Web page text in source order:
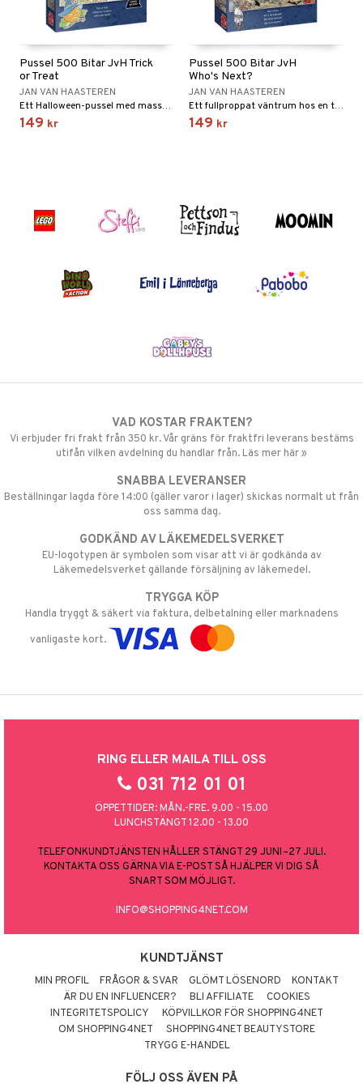
Pussel 500 Bitar JvH Trick
or Treat
JAN VAN HAASTEREN
Ett Halloween-pussel med massor som händer.
149 kr
Pussel 500 Bitar JvH
Who's Next?
JAN VAN HAASTEREN
Ett fullproppat väntrum hos en tveksam läkare.
149 kr
VAD KOSTAR FRAKTEN?
Vi erbjuder fri frakt från 350 kr. Vår gräns för fraktfri leverans bestäms
utifån vilken avdelning du handlar från. Läs mer här »
SNABBA LEVERANSER
Beställningar lagda före 14:00 (gäller varor i lager) skickas normalt ut från
oss samma dag.
GODKÄND AV LÄKEMEDELSVERKET
EU-logotypen är symbolen som visar att vi är godkända av
Läkemedelsverket gällande försäljning av läkemedel.
TRYGGA KÖP
Handla tryggt & säkert via faktura, delbetalning eller marknadens
vanligaste kort.
RING ELLER MAILA TILL OSS
031 712 01 01
ÖPPETTIDER: MÅN.-FRE. 9.00 - 15.00
LUNCHSTÄNGT 12.00 - 13.00
TELEFONKUNDTJÄNSTEN HÅLLER STÄNGT 29 JUNI–27 JULI.
KONTAKTA OSS GÄRNA VIA E-POST SÅ HJÄLPER VI DIG SÅ
SNART SOM MÖJLIGT.
INFO@SHOPPING4NET.COM
KUNDTJÄNST
MIN PROFIL FRÅGOR & SVAR GLÖMT LÖSENORD
KONTAKT
ÄR DU EN INFLUENCER?
BLI AFFILIATE
COOKIES
INTEGRITETSPOLICY
KÖPVILLKOR FÖR SHOPPING4NET
OM SHOPPING4NET
SHOPPING4NET BEAUTYSTORE
TRYGG E-HANDEL
FÖLJ OSS ÄVEN PÅ